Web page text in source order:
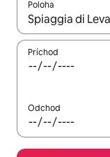
Poloha
Keď budú
Príchod
Odchod